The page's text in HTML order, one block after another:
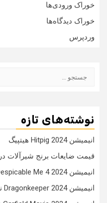
خوراک ورودی‌ها
خوراک دیدگاه‌ها
وردپرس
نوشته‌های تازه
انیمیشن Hitpig 2024 هیتپیگ
قیمت ضایعات برنج شیرآلات در 1403
انیمیشن Despicable Me 4 2024 من نفرت انگیز 4
انیمیشن Dragonkeeper 2024 نگهبان اژدها